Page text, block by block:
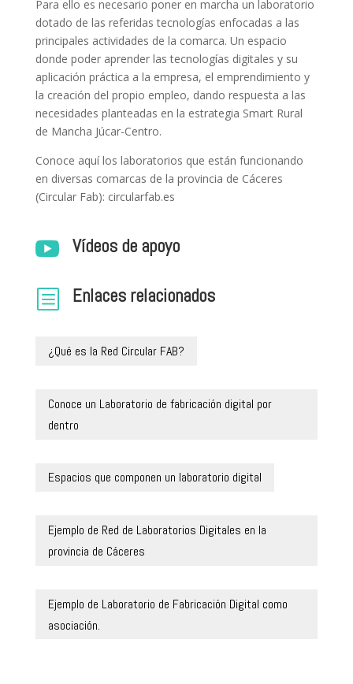
Para ello es necesario poner en marcha un laboratorio
dotado de las referidas tecnologías enfocadas a las
principales actividades de la comarca. Un espacio
donde poder aprender las tecnologías digitales y su
aplicación práctica a la empresa, el emprendimiento y
la creación del propio empleo, dando respuesta a las
necesidades planteadas en la estrategia Smart Rural
de Mancha Júcar-Centro.
Conoce aquí los laboratorios que están funcionando
en diversas comarcas de la provincia de Cáceres
(Circular Fab): circularfab.es
 Vídeos de apoyo
b Enlaces relacionados
¿Qué es la Red Circular FAB?
Conoce un Laboratorio de fabricación digital por
dentro
Espacios que componen un laboratorio digital
Ejemplo de Red de Laboratorios Digitales en la
provincia de Cáceres
Ejemplo de Laboratorio de Fabricación Digital como
asociación.